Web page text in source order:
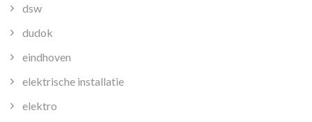
dsw
dudok
eindhoven
elektrische installatie
elektro